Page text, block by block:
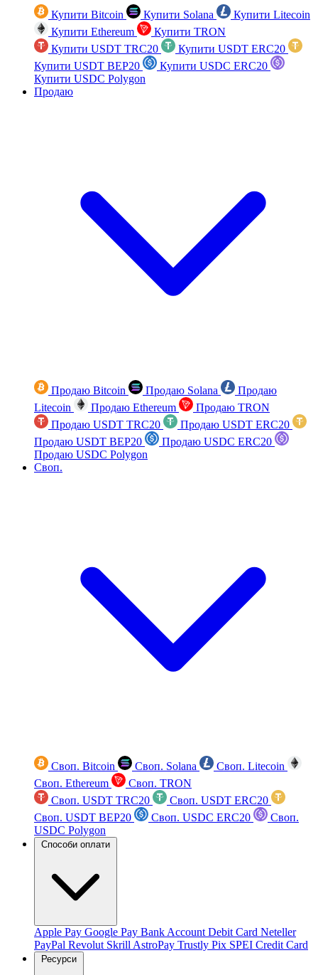
Купити Bitcoin Купити Solana
Купити Litecoin
Купити Ethereum
Купити TRON
Купити USDT TRC20
Купити USDT ERC20
Купити USDT BEP20
Купити USDC ERC20
Купити USDC Polygon
Продаю
Продаю Bitcoin Продаю Solana
Продаю
Litecoin
Продаю Ethereum
Продаю TRON
Продаю USDT TRC20
Продаю USDT ERC20
Продаю USDT BEP20
Продаю USDC ERC20
Продаю USDC Polygon
Своп.
Своп. Bitcoin Своп. Solana
Своп. Litecoin
Своп. Ethereum
Своп. TRON
Своп. USDT TRC20
Своп. USDT ERC20
Своп. USDT BEP20
Своп. USDC ERC20
Своп.
USDC Polygon
Способи оплати
Apple Pay Google Pay Bank Account Debit Card Neteller
PayPal Revolut Skrill AstroPay Trustly Pix SPEI Credit Card
Ресурси